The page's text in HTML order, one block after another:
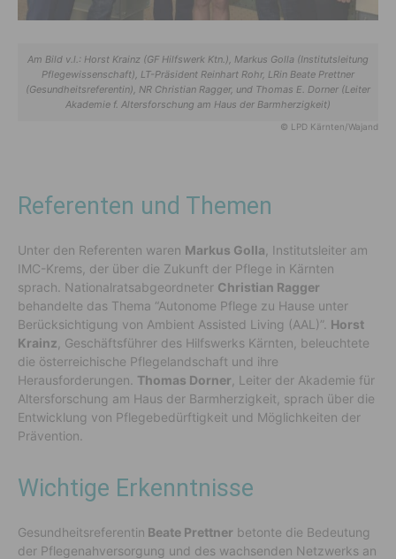
Am Bild v.l.: Horst Krainz (GF Hilfswerk Ktn.), Markus Golla (Institutsleitung
Pflegewissenschaft), LT-Präsident Reinhart Rohr, LRin Beate Prettner
(Gesundheitsreferentin), NR Christian Ragger, und Thomas E. Dorner (Leiter
Akademie f. Altersforschung am Haus der Barmherzigkeit)
© LPD Kärnten/Wajand
Referenten und Themen
Unter den Referenten waren Markus Golla , Institutsleiter am
IMC-Krems, der über die Zukunft der Pflege in Kärnten
sprach. Nationalratsabgeordneter Christian Ragger
behandelte das Thema “Autonome Pflege zu Hause unter
Berücksichtigung von Ambient Assisted Living (AAL)”. Horst
Krainz , Geschäftsführer des Hilfswerks Kärnten, beleuchtete
die österreichische Pflegelandschaft und ihre
Herausforderungen. Thomas Dorner , Leiter der Akademie für
Altersforschung am Haus der Barmherzigkeit, sprach über die
Entwicklung von Pflegebedürftigkeit und Möglichkeiten der
Prävention.
Wichtige Erkenntnisse
Gesundheitsreferentin Beate Prettner betonte die Bedeutung
der Pflegenahversorgung und des wachsenden Netzwerks an